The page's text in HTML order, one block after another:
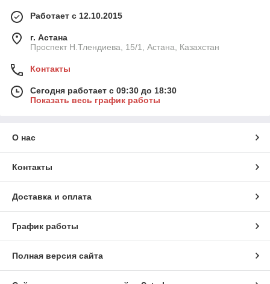
Работает с 12.10.2015
г. Астана
Проспект Н.Тлендиева, 15/1, Астана, Казахстан
Контакты
Сегодня работает с 09:30 до 18:30
Показать весь график работы
О нас
Контакты
Доставка и оплата
График работы
Полная версия сайта